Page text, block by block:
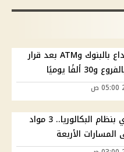
حدود السحب والإيداع بالبنوك وATM بعد قرار
الصف الثالث الثانوي بنظام البكالوريا.. 3 مواد
الأربعة